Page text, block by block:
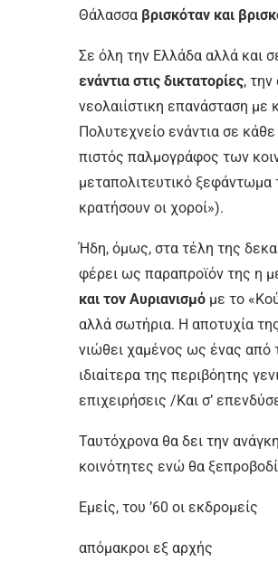
Θάλασσα βρισκόταν και
Σε όλη την Ελλάδα αλλά και
ενάντια στις δικτατορίες,
νεολαιίστικη επανάσταση με
Πολυτεχνείο ενάντια σε
πιστός παλμογράφος των
μεταπολιτευτικό
κρατήσουν οι χοροί»).
Ήδη, όμως, στα τέλη της
φέρει ως παραπροϊόν της η
και τον Αυριανισμό με το
αλλά σωτήρια. Η αποτυχία
νιώθει χαμένος ως ένας από
ιδιαίτερα της περιβόητης
επιχειρήσεις /Και σ’
Ταυτόχρονα θα δει την
κοινότητες ενώ θα
Εμείς, του ’60 οι εκδρομείς
απόμακροι εξ αρχής